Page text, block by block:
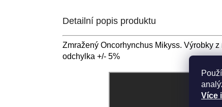
Více
Detailní popis produktu
Zmražený Oncorhynchus Mikyss. Výrobky
odchylka +/- 5%